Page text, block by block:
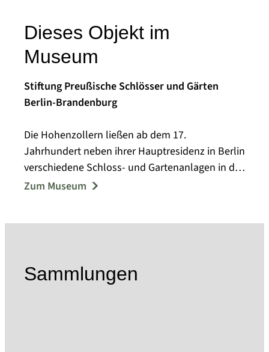
Dieses Objekt im
Museum
Stiftung Preußische Schlösser und Gärten
Berlin-Brandenburg
Die Hohenzollern ließen ab dem 17.
Jahrhundert neben ihrer Hauptresidenz in Berlin
verschiedene Schloss- und Gartenanlagen in der
Havellandschaft bei Potsdam errichten. Der
Kulturerbes der Menschheit aufgenommen
wurde.
Zum Museum
Sammlungen